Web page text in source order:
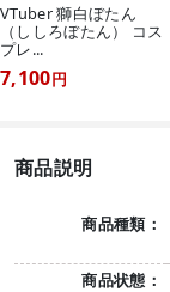
VTuber 獅白ぼたん
（ししろぼたん） コス
プレ...
7,100円
商品説明
商品種類：
商品状態：